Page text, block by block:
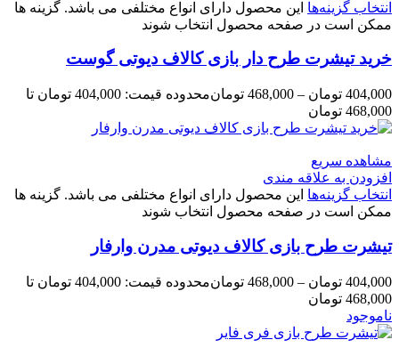
انتخاب گزینه‌ها این محصول دارای انواع مختلفی می باشد. گزینه ها
ممکن است در صفحه محصول انتخاب شوند
خرید تیشرت طرح دار بازی کالاف دیوتی گوست
404,000 تومان –
468,000 تومان
محدوده قیمت: 404,000 تومان تا
468,000 تومان
مشاهده سریع
افزودن به علاقه مندی
انتخاب گزینه‌ها این محصول دارای انواع مختلفی می باشد. گزینه ها
ممکن است در صفحه محصول انتخاب شوند
تیشرت طرح بازی کالاف دیوتی مدرن وارفار
404,000 تومان –
468,000 تومان
محدوده قیمت: 404,000 تومان تا
468,000 تومان
ناموجود